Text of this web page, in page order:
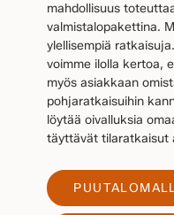
mahdollisuus
valmistalopakettina.
ylellisempiä
voimme ilolla kertoa,
myös asiakkaan
pohjaratkaisuihin
löytää oivalluksia
täyttävät tilaratkaisut